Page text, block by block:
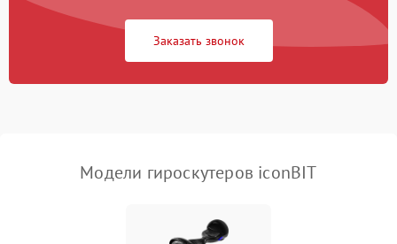
Повреждение проводов
500 ₽
Заказать звонок
Модели гироскутеров iconBIT